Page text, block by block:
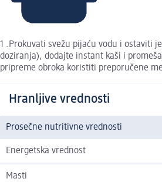
1 .Prokuvati svežu pijaću vodu i ostaviti
doziranja), dodajte instant kaši i
pripreme obroka koristiti preporučene
Hranljive vrednosti
Prosečne nutritivne vrednosti
Energetska vrednost
Masti